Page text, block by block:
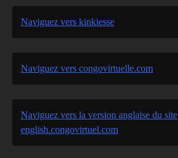
Naviguez vers kinkiesse
Naviguez vers congovirtuelle.com
Naviguez vers la version anglaise du site
english.congovirtuel.com